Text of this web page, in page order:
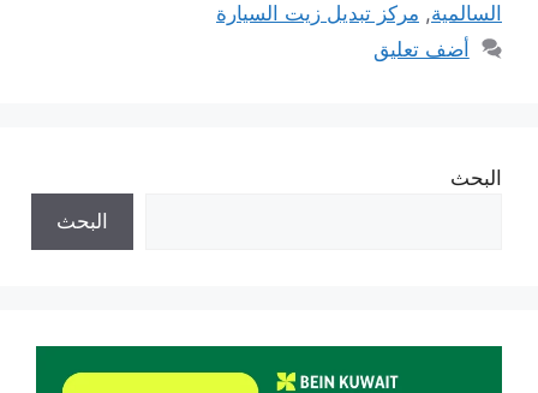
السالمية, مركز تبديل زيت السيارة
أضف تعليق
البحث
البحث